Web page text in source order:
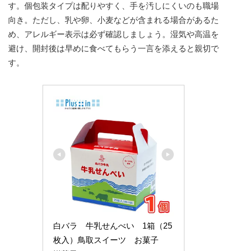
す。個包装タイプは配りやすく、手を汚しにくいのも職場
向き。ただし、乳や卵、小麦などが含まれる場合があるた
め、アレルギー表示は必ず確認しましょう。湿気や高温を
避け、開封後は早めに食べてもらう一言を添えると親切で
す。
白バラ　牛乳せんべい　1箱（25
枚入）鳥取スイーツ　お菓子